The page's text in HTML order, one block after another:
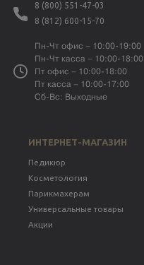
8 (800) 551-47-03
8 (812) 600-15-70
Пн-Чт офис – 10:00-19:00
Пн-Чт касса – 10:00-18:00
Пт офис – 10:00-18:00
Пт касса – 10:00-17:00
Сб-Вс: Выходные
ИНТЕРНЕТ-МАГАЗИН
Педикюр
Косметология
Парикмахерам
Универсальные товары
Акции